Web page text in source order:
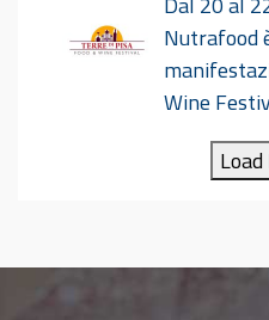
nell’ambito del
sperimentali_15-16
Nutrafood
Wine
iniziative dal titolo
Durante tutta la
indicazioni sugli
equilibrata, nonché